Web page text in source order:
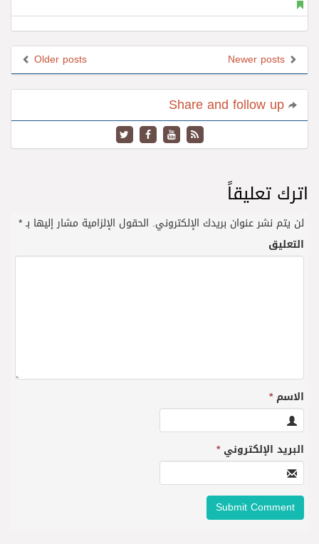
Older posts
اترك تعليقاً
لن يتم نشر عنوان بريدك الإلكتروني. الحقول الإلزامية مشار إليها بـ*
التعليق
الاسم*
البريد الإلكتروني*